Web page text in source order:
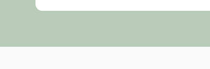
🍿 «Las ovejas detectives»
recomanacions i prepara